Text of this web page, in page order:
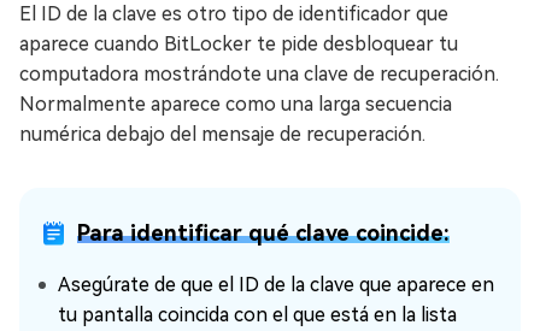
El ID de la clave es otro tipo de identificador que
aparece cuando BitLocker te pide desbloquear tu
computadora mostrándote una clave de recuperación.
Normalmente aparece como una larga secuencia
numérica debajo del mensaje de recuperación.
Para identificar qué clave coincide:
Asegúrate de que el ID de la clave que aparece en
tu pantalla coincida con el que está en la lista